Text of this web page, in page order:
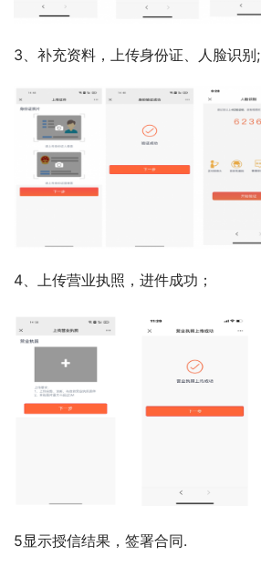
3、补充资料，上传身份证、人脸识别;
4、上传营业执照，进件成功；
5显示授信结果，签署合同.